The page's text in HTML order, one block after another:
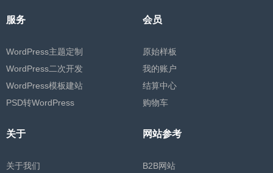
服务
WordPress主题定制
WordPress二次开发
WordPress模板建站
PSD转WordPress
会员
原始样板
我的账户
结算中心
购物车
关于
关于我们
网站参考
B2B网站